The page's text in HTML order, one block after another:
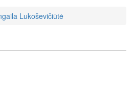
Lukoševičiūtė